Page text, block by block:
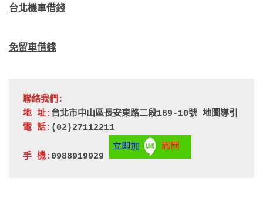
台北機車借錢
免留車借錢
聯絡我們:
地 址: 台北市中山區長安東路二段169-10號 地圖導引
電 話: (02)27112211
手 機: 0988919929